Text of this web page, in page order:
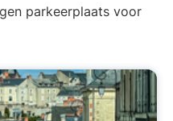
parkeerplaats voor